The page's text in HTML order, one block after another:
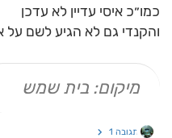
כמו״כ איסי עדיין לא עדכן
והקנדי גם לא הגיע לשם על
מיקום: בית שמש
תגובה 1